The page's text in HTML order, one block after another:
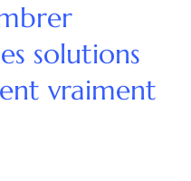
solutions
vraiment